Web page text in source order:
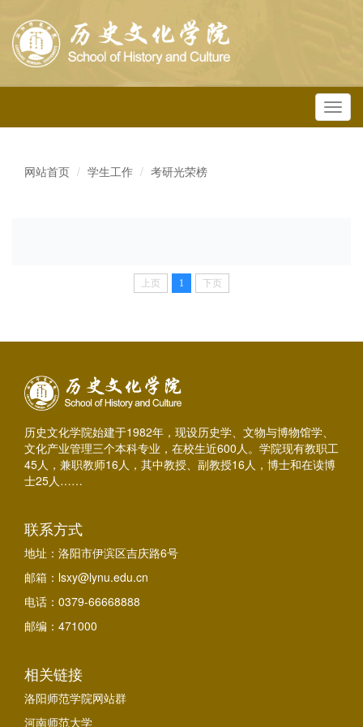
网站首页 学生工作 考研光荣榜
上页 1 下页
历史文化学院始建于1982年，现设历史学、文物与博物馆学、
文化产业管理三个本科专业，在校生近600人。学院现有教职工
45人，兼职教师16人，其中教授、副教授16人，博士和在读博
士25人……
联系方式
地址：洛阳市伊滨区吉庆路6号
邮箱：lsxy@lynu.edu.cn
电话：0379-66668888
邮编：471000
相关链接
洛阳师范学院网站群
河南师范大学